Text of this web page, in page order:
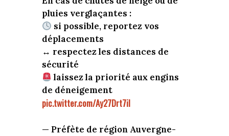
pluies verglaçantes :
si possible, reportez vos
déplacements
↔️ respectez les distances de
sécurité
laissez la priorité aux engins
de déneigement
pic.twitter.com/Ay27Drt7iI
— Préfète de région Auvergne-